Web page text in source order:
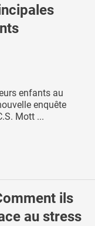
enfants au
enquête
Mott ...
ils
au stress